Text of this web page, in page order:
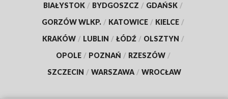
BIAŁYSTOK / BYDGOSZCZ / GDAŃSK /
GORZÓW WLKP. / KATOWICE / KIELCE /
KRAKÓW / LUBLIN / ŁÓDŹ / OLSZTYN /
OPOLE / POZNAŃ / RZESZÓW /
SZCZECIN / WARSZAWA / WROCŁAW